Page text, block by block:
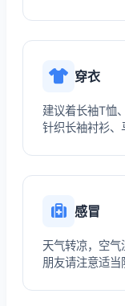
穿衣
建议着长袖T恤
针织长袖衬衫、
感冒
天气转凉，空
朋友请注意适当